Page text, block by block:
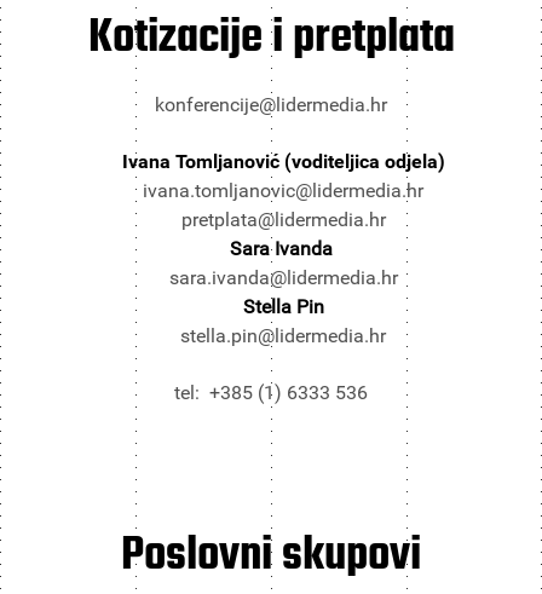
Kotizacije i pretplata
konferencije@lidermedia.hr
Ivana Tomljanović (voditeljica odjela)
ivana.tomljanovic@lidermedia.hr
pretplata@lidermedia.hr
Sara Ivanda
sara.ivanda@lidermedia.hr
Stella Pin
stella.pin@lidermedia.hr
tel: +385 (1) 6333 536
Poslovniskupovi